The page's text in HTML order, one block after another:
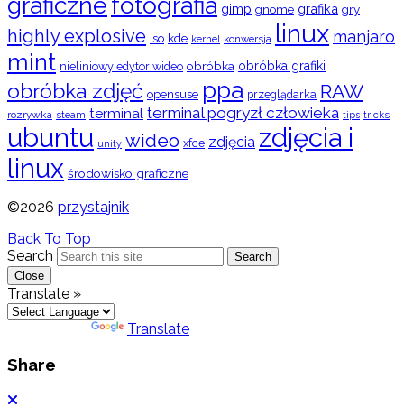
gimp gnome grafika gry
highly explosive iso kde kernel konwersja linux manjaro
mint nieliniowy edytor wideo obróbka obróbka grafiki
obróbka zdjęć opensuse ppa przeglądarka RAW
rozrywka steam terminal terminal pogryzł człowieka tips tricks
ubuntu unity wideo xfce zdjęcia zdjęcia i
linux środowisko graficzne
©2026 przystajnik
Back To Top
Search
Search
Close
Translate »
Translate
Share